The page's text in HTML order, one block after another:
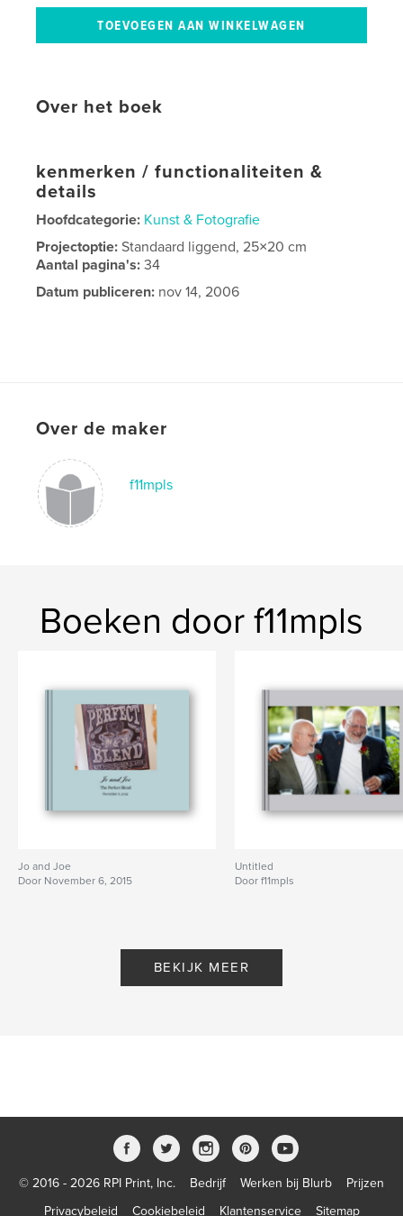
Over het boek
kenmerken / functionaliteiten &
details
Hoofdcategorie: Kunst & Fotografie
Projectoptie:Standaard liggend, 25×20 cm
Aantal pagina's:34
Datum publiceren: nov 14, 2006
Over de maker
f11mpls
Boeken door f11mpls
Jo and Joe
Door November 6, 2015
Untitled
Door f11mpls
BEKIJK MEER
© 2016 - 2026 RPI Print, Inc. Bedrijf Werken bij Blurb
Prijzen
Privacybeleid
Cookiebeleid Klantenservice Sitemap